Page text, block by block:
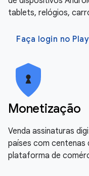
tablets, relógios,
Faça login no
Monetização
Venda assinaturas
países com centenas
plataforma de